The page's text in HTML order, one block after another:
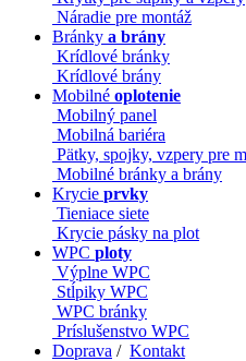
Náradie pre montáž
Bránky a brány
Krídlové bránky
Krídlové brány
Mobilné oplotenie
Mobilný panel
Mobilná bariéra
Pätky, spojky, vzpery pre
Mobilné bránky a brány
Krycie prvky
Tieniace siete
Krycie pásky na plot
WPC ploty
Výplne WPC
Stĺpiky WPC
WPC bránky
Príslušenstvo WPC
Doprava / Kontakt